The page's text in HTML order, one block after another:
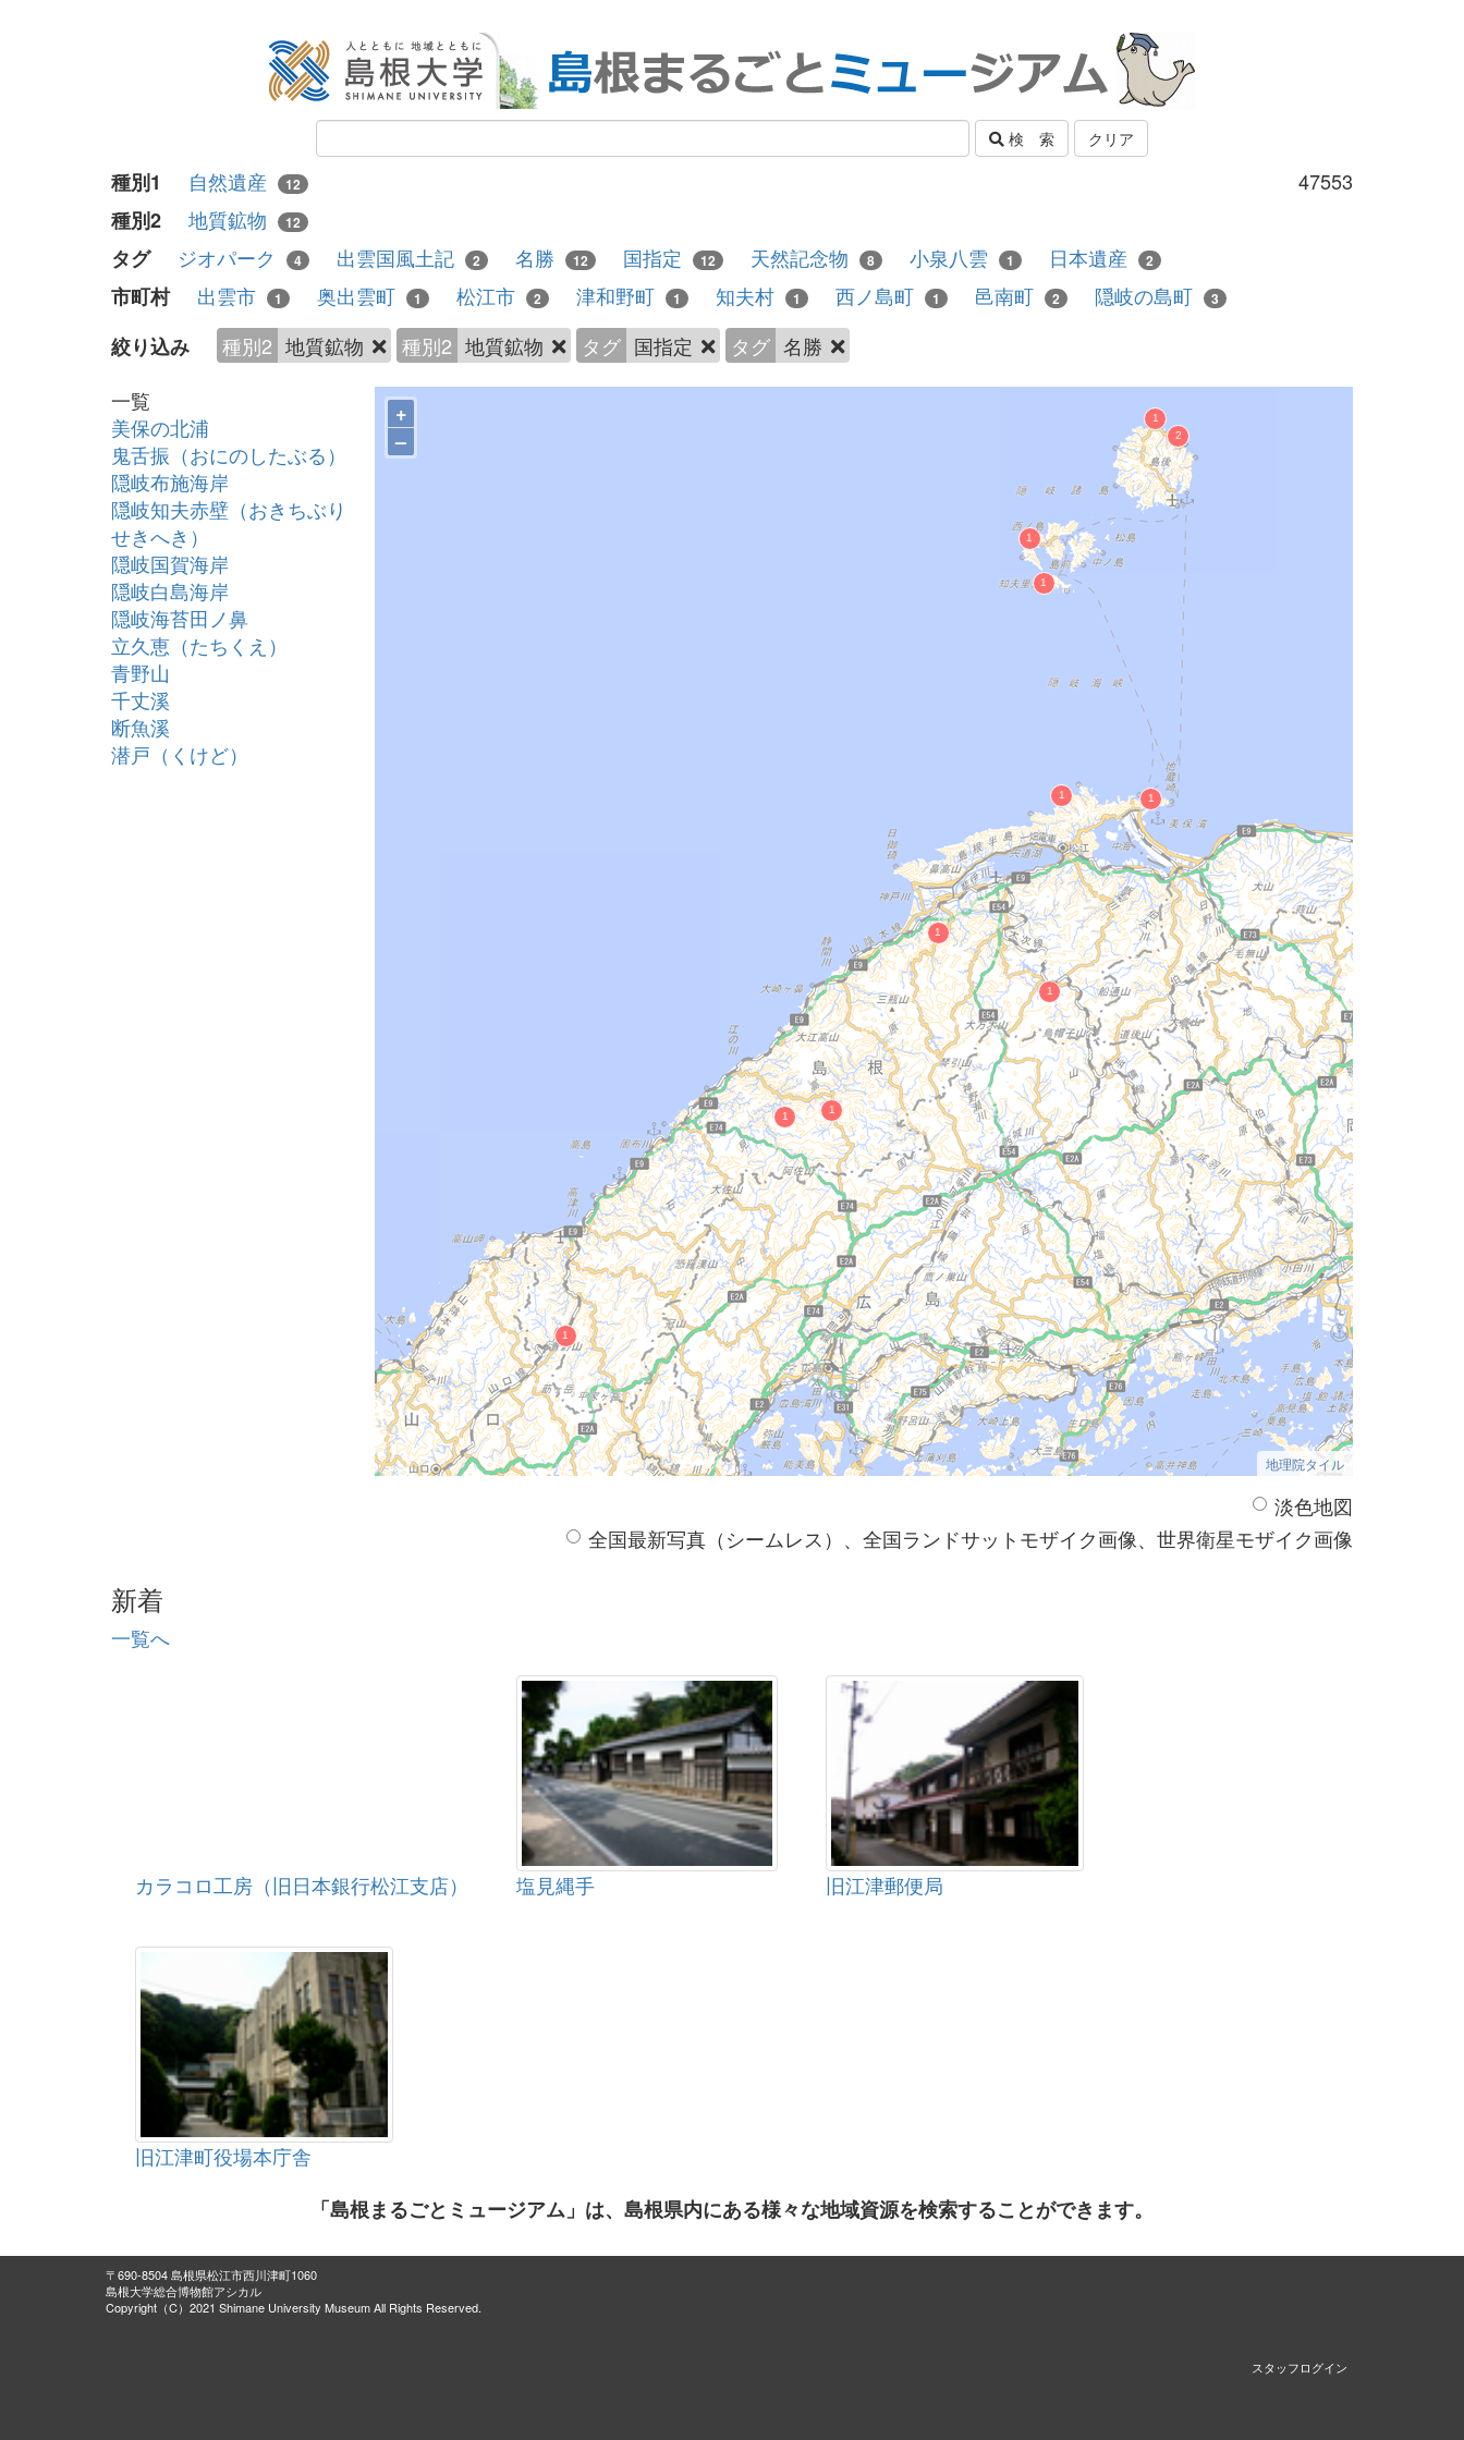
検 索 クリア
47553
種別1 自然遺産 12
種別2 地質鉱物 12
タグ ジオパーク 4 出雲国風土記 2 名勝 12 国指定 12 天然記念物 8 小泉八雲 1 日本遺産 2
市町村 出雲市 1 奥出雲町 1 松江市 2 津和野町 1 知夫村 1 西ノ島町 1 邑南町 2 隠岐の島町 3
絞り込み 種別2 地質鉱物 種別2 地質鉱物 タグ 国指定 タグ 名勝
一覧
美保の北浦
鬼舌振（おにのしたぶる）
隠岐布施海岸
隠岐知夫赤壁（おきちぶり
せきへき）
隠岐国賀海岸
隠岐白島海岸
隠岐海苔田ノ鼻
立久恵（たちくえ）
青野山
千丈溪
断魚溪
潜戸（くけど）
+
–
地理院タイル
淡色地図
全国最新写真（シームレス）、全国ランドサットモザイク画像、世界衛星モザイク画像
新着
一覧へ
カラコロ工房（旧日本銀行松江支店） 塩見縄手 旧江津郵便局
旧江津町役場本庁舎
「島根まるごとミュージアム」は、島根県内にある様々な地域資源を検索することができます。
〒690-8504 島根県松江市西川津町1060
島根大学総合博物館アシカル
Copyright（C）2021 Shimane University Museum All Rights Reserved.
スタッフログイン